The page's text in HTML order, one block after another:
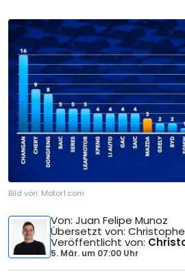
Bild von: Motor1.com
Von: Juan Felipe Munoz
Übersetzt von:
Veröffentlicht von:
5. Mär. um 07:00 Uhr